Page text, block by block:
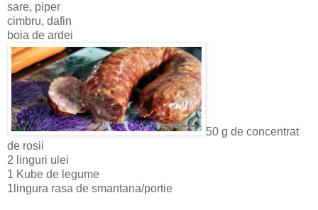
sare, piper
cimbru, dafin
boia de ardei
50 g de concentrat
de rosii
2 linguri ulei
1 Kube de legume
1lingura rasa de smantana/portie